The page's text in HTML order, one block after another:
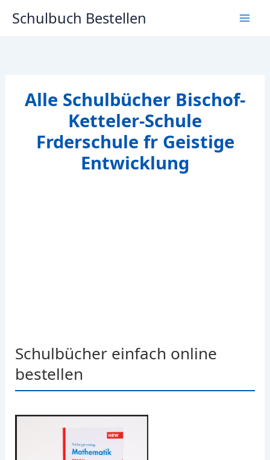
InhaltSchulbuch Bestellen
Alle Schulbücher Bischof-
Ketteler-Schule
Frderschule fr Geistige
Entwicklung
Schulbücher einfach online
bestellen